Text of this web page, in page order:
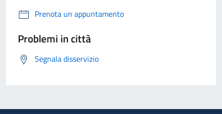
Prenota un appuntamento
Problemi in città
Segnala disservizio